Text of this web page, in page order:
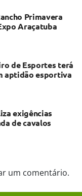
Primavera
Araçatuba
de Esportes terá
aptidão esportiva
exigências
de cavalos
um comentário.